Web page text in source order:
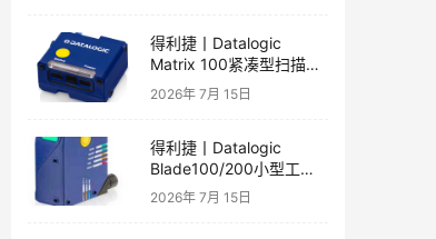
得利捷丨Datalogic
Matrix 100紧凑型扫描器
产品彩页和产品手册
2026年 7月 15日
得利捷丨Datalogic
Blade100/200小型工业
一维读码器产品彩页和产
2026年 7月 15日